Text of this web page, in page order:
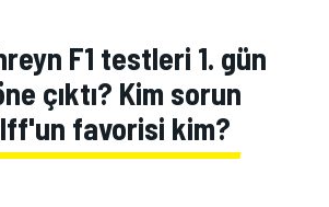
F1 testleri 1. gün
çıktı? Kim sorun
favorisi kim?